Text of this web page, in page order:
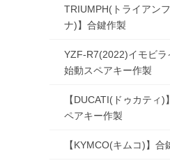
TRIUMPH(トライアン
ナ)】合鍵作製
YZF-R7(2022)イモビラ
始動スペアキー作製
【DUCATI(ドゥカティ
ペアキー作製
【KYMCO(キムコ)】合